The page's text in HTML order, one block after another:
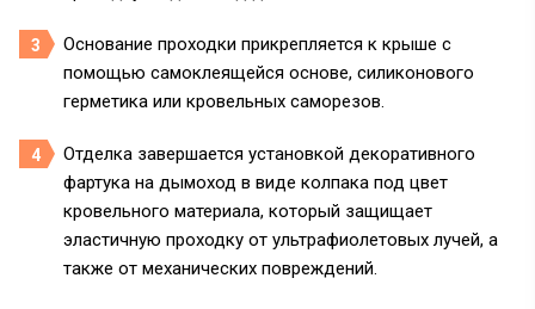
Основание проходки прикрепляется к крыше с
помощью самоклеящейся основе, силиконового
герметика или кровельных саморезов.
Отделка завершается установкой декоративного
фартука на дымоход в виде колпака под цвет
кровельного материала, который защищает
эластичную проходку от ультрафиолетовых лучей, а
также от механических повреждений.